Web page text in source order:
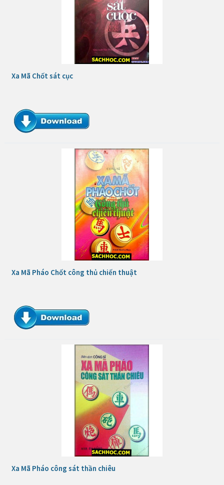
Xa Mã Chốt sát cục
Xa Mã Pháo Chốt công thủ chiến thuật
Xa Mã Pháo công sát thần chiêu